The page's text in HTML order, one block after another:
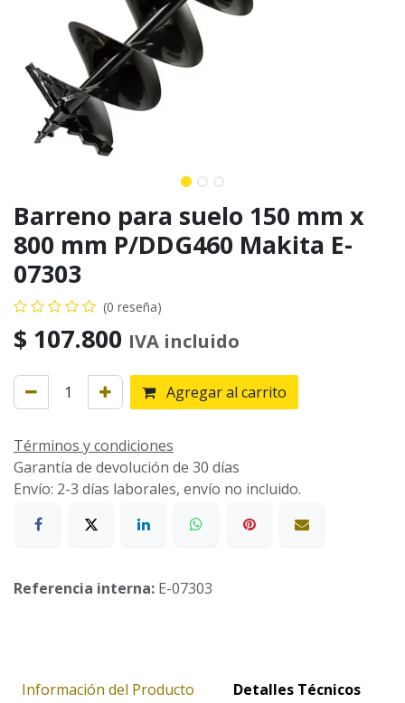
Barreno para suelo 150 mm x
800 mm P/DDG460 Makita E-
07303
(0 reseña)
$ 107.800 IVA incluido
Agregar al carrito
Términos y condiciones
Garantía de devolución de 30 días
Envío: 2-3 días laborales, envío no incluido.
Referencia interna: E-07303
Información del Producto Detalles Técnicos